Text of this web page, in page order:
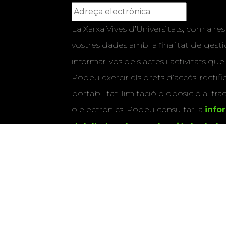
La Xarxa Vives d’Universitats, com a
vostres dades amb la finalitat de
informar-vos dels actes i activitats que
Podeu exercir els drets d’accés,
portabilitat, limitació o oposició al
o electrònics. Podeu consultar la
detallada sobre protecció de